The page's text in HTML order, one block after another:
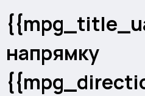
напрямку